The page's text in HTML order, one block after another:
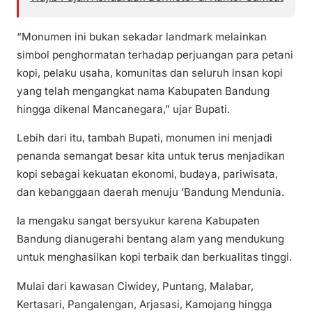
“Monumen ini bukan sekadar landmark melainkan
simbol penghormatan terhadap perjuangan para petani
kopi, pelaku usaha, komunitas dan seluruh insan kopi
yang telah mengangkat nama Kabupaten Bandung
hingga dikenal Mancanegara,” ujar Bupati.
Lebih dari itu, tambah Bupati, monumen ini menjadi
penanda semangat besar kita untuk terus menjadikan
kopi sebagai kekuatan ekonomi, budaya, pariwisata,
dan kebanggaan daerah menuju ‘Bandung Mendunia.
Ia mengaku sangat bersyukur karena Kabupaten
Bandung dianugerahi bentang alam yang mendukung
untuk menghasilkan kopi terbaik dan berkualitas tinggi.
Mulai dari kawasan Ciwidey, Puntang, Malabar,
Kertasari, Pangalengan, Arjasasi, Kamojang hingga